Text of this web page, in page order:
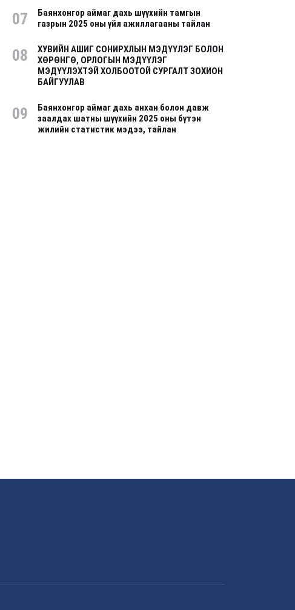
07
Баянхонгор аймаг дахь шүүхийн тамгын
газрын 2025 оны үйл ажиллагааны тайлан
08
ХУВИЙН АШИГ СОНИРХЛЫН МЭДҮҮЛЭГ БОЛОН
ХӨРӨНГӨ, ОРЛОГЫН МЭДҮҮЛЭГ
МЭДҮҮЛЭХТЭЙ ХОЛБООТОЙ СУРГАЛТ ЗОХИОН
БАЙГУУЛАВ
09
Баянхонгор аймаг дахь анхан болон давж
заалдах шатны шүүхийн 2025 оны бүтэн
жилийн статистик мэдээ, тайлан